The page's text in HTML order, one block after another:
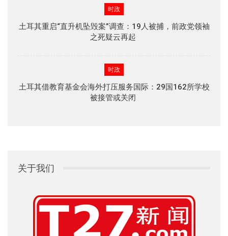
时政
土耳其重启“直升机坠毁案”调查：19人被捕，前政党领袖
之死疑云再起
时政
土耳其借教育基金会海外打压服务国际：29国162所学校
被接管或关闭
关于我们